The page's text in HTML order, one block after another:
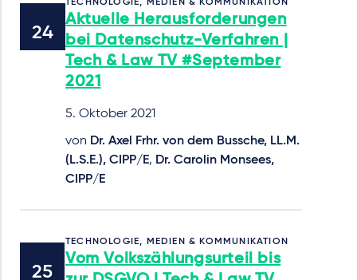
TECHNOLOGIE, MEDIEN & KOMMUNIKATION
Aktuelle Herausforderungen
bei Datenschutz-Verfahren |
Tech & Law TV #September
2021
5. Oktober 2021
von Dr. Axel Frhr. von dem Bussche, LL.M.
(L.S.E.), CIPP/E, Dr. Carolin Monsees,
CIPP/E
TECHNOLOGIE, MEDIEN & KOMMUNIKATION
Vom Volkszählungsurteil bis